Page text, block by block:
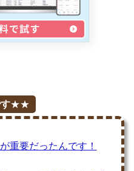
★★
重要だったんです！